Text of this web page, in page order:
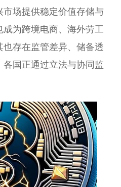
场提供稳定价值存储与
为跨境电商、海外劳工
存在监管差异、储备透
国正通过立法与协同监